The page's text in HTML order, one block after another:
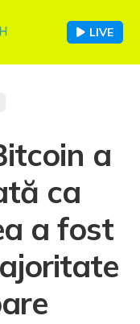
LIVE
a
ca
a fost